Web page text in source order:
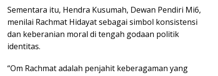
Sementara itu, Hendra Kusumah, Dewan Pendiri Mi6,
menilai Rachmat Hidayat sebagai simbol konsistensi
dan keberanian moral di tengah godaan politik
identitas.
“Om Rachmat adalah penjahit keberagaman yang